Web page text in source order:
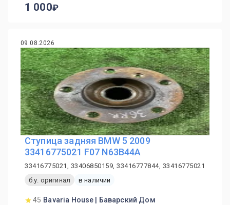
1 000
09.08.2026
Ступица задняя BMW 5 2009
33416775021 F07 N63B44A
33416775021, 33406850159, 33416777844, 33416775021
б.у. оригинал
в наличии
45 Bavaria House | Баварский Дом